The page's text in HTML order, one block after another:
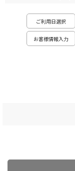
ご利用日選択
お客様情報入力